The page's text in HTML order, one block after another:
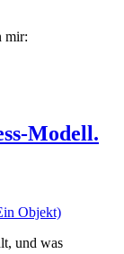
mir:
Modell.
Objekt)
und was